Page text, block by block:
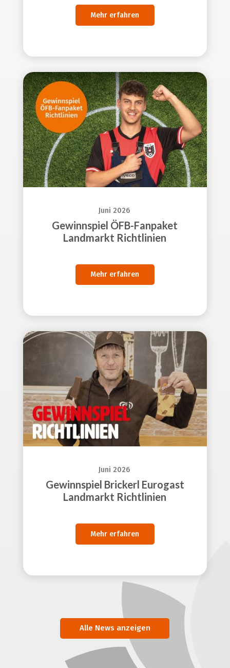
Mehr erfahren
Juni 2026
Gewinnspiel ÖFB-Fanpaket
Landmarkt Richtlinien
Mehr erfahren
Juni 2026
Gewinnspiel Brickerl Eurogast
Landmarkt Richtlinien
Mehr erfahren
Alle News anzeigen